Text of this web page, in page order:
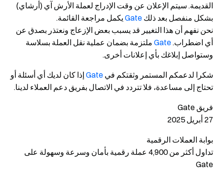
القديمة. سيتم الإعلان عن وقت الإدراج لعملة الأرش آي (أرشاي)
بشكل منفصل بعد ذلك Gate يكمل مراجعة القائمة.
نحن نفهم أن هذا التغيير قد يسبب بعض الإزعاج ونعتذر بصدق عن
أي اضطراب.Gate ملتزمة بضمان عملية نقل العملة بسلاسة
وستواصل إبلاغك بأي إعلانات أخرى.
شكرا لدعمكم المستمر وثقتكم في Gate إذا كان لديك أي أسئلة أو
تحتاج إلى مساعدة، فلا تتردد في الاتصال بفريق دعم العملاء لدينا.
فريق Gate
27 أبريل 2025
بوابة العملات الرقمية
تداول أكثر من 4,900 عملة رقمية بأمان وسرعة وسهولة على
Gate